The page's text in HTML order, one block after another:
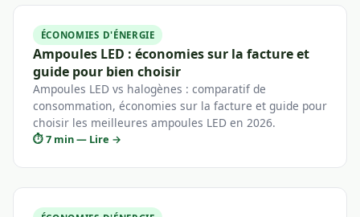
ÉCONOMIES D'ÉNERGIE
Ampoules LED : économies sur la facture et
guide pour bien choisir
Ampoules LED vs halogènes : comparatif de
consommation, économies sur la facture et guide pour
choisir les meilleures ampoules LED en 2026.
⏱ 7 min — Lire →